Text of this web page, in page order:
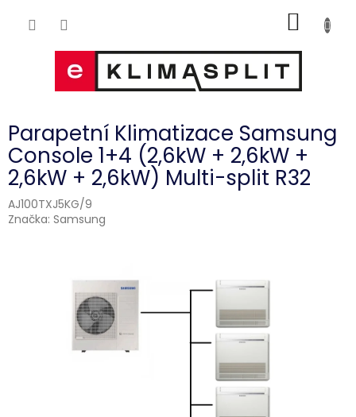
KOŠÍK
Parapetní Klimatizace Samsung
Console 1+4 (2,6kW + 2,6kW +
2,6kW + 2,6kW) Multi-split R32
AJ100TXJ5KG/9
Značka: Samsung